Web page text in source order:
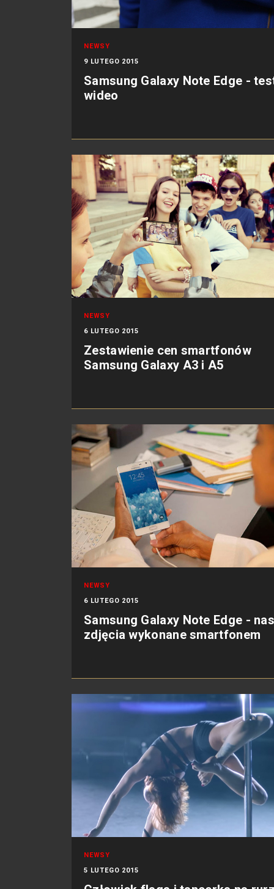
NEWSY
9 LUTEGO 2015
Samsung Galaxy Note Edge -
wideo
NEWSY
6 LUTEGO 2015
Zestawienie cen smartfonów
Samsung Galaxy A3 i A5
NEWSY
6 LUTEGO 2015
Samsung Galaxy Note Edge -
zdjęcia wykonane smartfonem
NEWSY
5 LUTEGO 2015